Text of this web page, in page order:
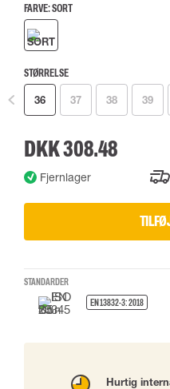
FARVE:SORT
STØRRELSE
36 37 38 39
DKK 308.48
Fjernlager
STANDARDER
EN 13832-3: 2018
Hurtig